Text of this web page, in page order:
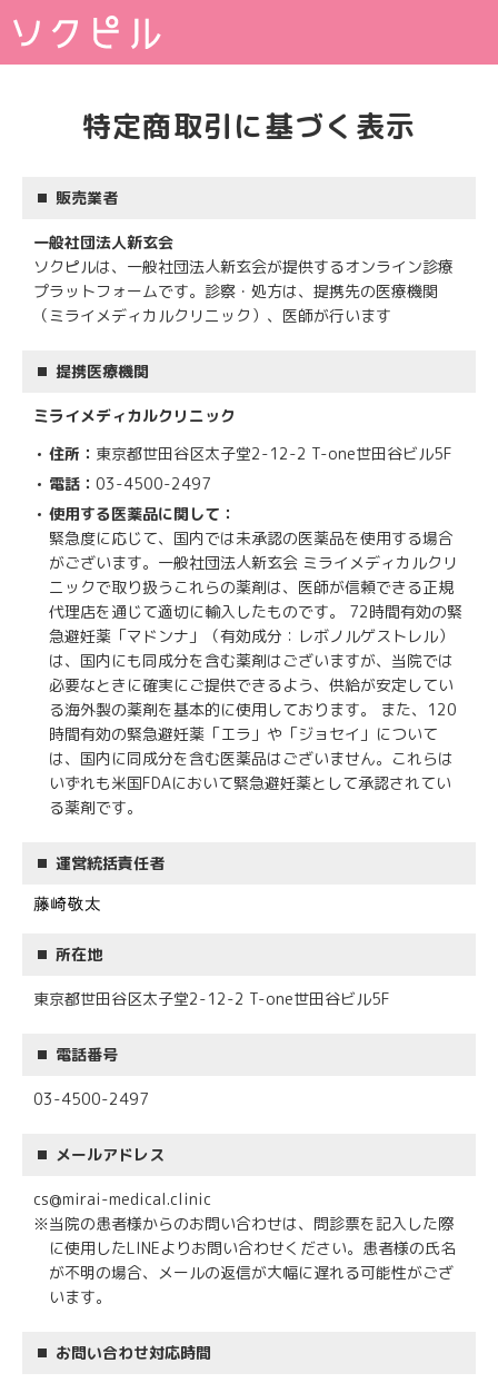
特定商取引に基づく表示
販売業者
一般社団法人新玄会
ソクピルは、一般社団法人新玄会が提供するオンライン診療
プラットフォームです。診察・処方は、提携先の医療機関
（ミライメディカルクリニック）、医師が行います
提携医療機関
ミライメディカルクリニック
住所： 東京都世田谷区太子堂2-12-2 T-one世田谷ビル5F
電話： 03-4500-2497
使用する医薬品に関して：
緊急度に応じて、国内では未承認の医薬品を使用する場合
がございます。一般社団法人新玄会 ミライメディカルクリ
ニックで取り扱うこれらの薬剤は、医師が信頼できる正規
代理店を通じて適切に輸入したものです。 72時間有効の緊
急避妊薬「マドンナ」（有効成分：レボノルゲストレル）
は、国内にも同成分を含む薬剤はございますが、当院では
必要なときに確実にご提供できるよう、供給が安定してい
る海外製の薬剤を基本的に使用しております。 また、120
時間有効の緊急避妊薬「エラ」や「ジョセイ」について
は、国内に同成分を含む医薬品はございません。これらは
いずれも米国FDAにおいて緊急避妊薬として承認されてい
る薬剤です。
運営統括責任者
所在地
東京都世田谷区太子堂2-12-2 T-one世田谷ビル5F
電話番号
03-4500-2497
メールアドレス
cs@mirai-medical.clinic
※当院の患者様からのお問い合わせは、問診票を記入した際
に使用したLINEよりお問い合わせください。患者様の氏名
が不明の場合、メールの返信が大幅に遅れる可能性がござ
います。
お問い合わせ対応時間